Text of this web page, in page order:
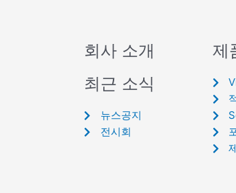
회사 소개
최근 소식
뉴스공지
전시회
제